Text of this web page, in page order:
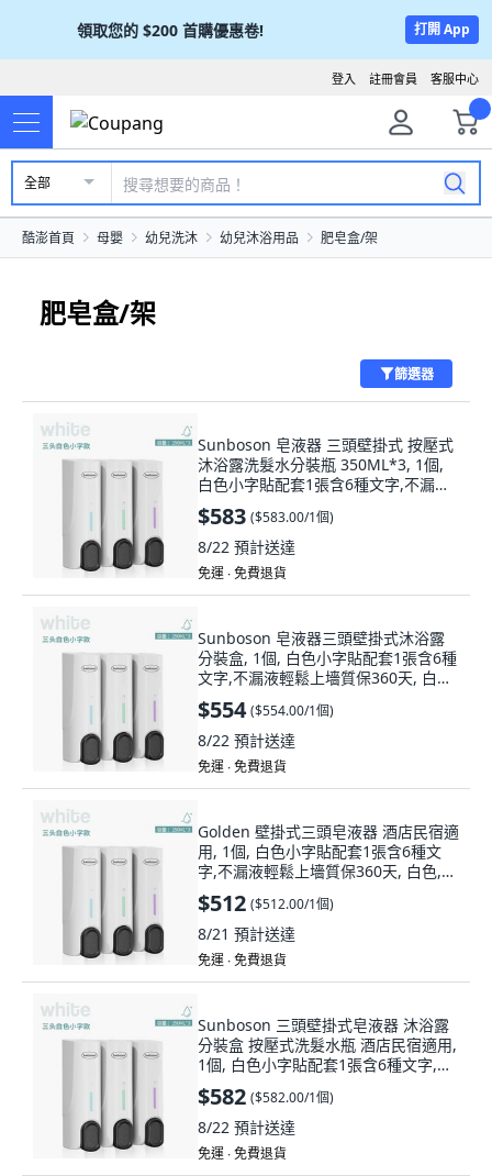
領取您的 $200 首購優惠卷! 打開 App
客服中心
註冊會員
登入
全部
酷澎首頁 母嬰 幼兒洗沐 幼兒沐浴用品 肥皂盒/架
肥皂盒/架
篩選器
Sunboson 皂液器 三頭壁掛式 按壓式
沐浴露洗髮水分裝瓶 350ML*3, 1個,
白色小字貼配套1張含6種文字,不漏液
輕鬆上墻質保360天
$583 ($583.00/1個)
8/22 預計送達
免運 ∙ 免費退貨
Sunboson 皂液器三頭壁掛式沐浴露
分裝盒, 1個, 白色小字貼配套1張含6種
文字,不漏液輕鬆上墻質保360天, 白色,
小字貼配套1張含6種文字
$554 ($554.00/1個)
8/22 預計送達
免運 ∙ 免費退貨
Golden 壁掛式三頭皂液器 酒店民宿適
用, 1個, 白色小字貼配套1張含6種文
字,不漏液輕鬆上墻質保360天, 白色,
小字貼配套1張含6種文字
$512 ($512.00/1個)
8/21 預計送達
免運 ∙ 免費退貨
Sunboson 三頭壁掛式皂液器 沐浴露
分裝盒 按壓式洗髮水瓶 酒店民宿適用,
1個, 白色小字貼配套1張含6種文字,不
漏液輕鬆上墻質保360天, 白色, 小字貼
$582 ($582.00/1個)
8/22 預計送達
免運 ∙ 免費退貨